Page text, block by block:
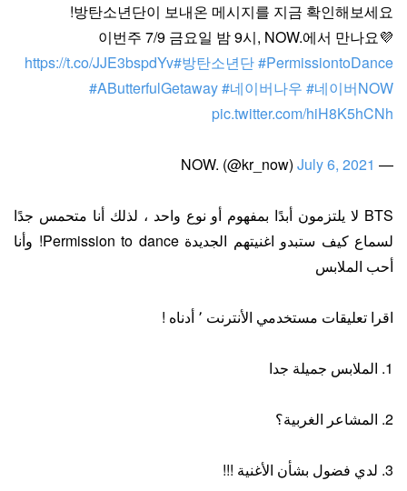
방탄소년단이 보내온 메시지를 지금 확인해보세요!
이번주 7/9 금요일 밤 9시, NOW.에서 만나요💜
https://t.co/JJE3bspdYv#방탄소년단#PermissiontoDance
#AButterfulGetaway#네이버나우 #네이버NOW
pic.twitter.com/hiH8K5hCNh
— NOW. (@kr_now)
July 6, 2021
BTS لا يلتزمون أبدًا بمفهوم أو نوع واحد ، لذلك أنا متحمس جدًا
لسماع كيف ستبدو اغنيتهم الجديدة Permission to dance! وأنا
أحب الملابس
اقرا تعليقات مستخدمي الأنترنت ٬ أدناه !
1. الملابس جميلة جدا
2. المشاعر الغربية؟
3. لدي فضول بشأن الأغنية !!!